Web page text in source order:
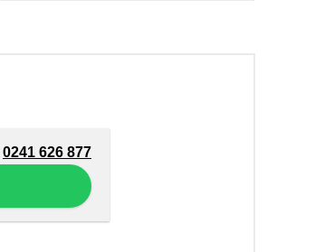
0241 626 877